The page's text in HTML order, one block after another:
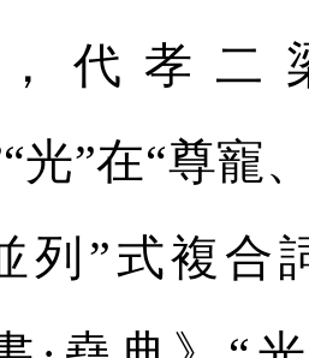
代孝二
光”在“尊寵
列”式複合